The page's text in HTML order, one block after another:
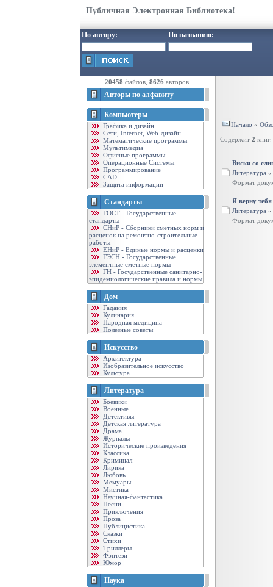
Публичная Электронная Библиотека!
По автору: По названию:
20458 файлов, 8626 авторов
Авторы по алфавиту
Компьютеры
Графика и дизайн
Cети, Internet, Web-дизайн
Математические программы
Мультимедиа
Офисные программы
Операционные Системы
Программирование
CAD
Защита информации
Стандарты
ГОСТ - Государственные
стандарты
CНиР - Сборники сметных норм и
расценок на ремонтно-строительные
работы
ЕНиР - Единые нормы и расценки
ГЭСН - Государственные
элементные сметные нормы
ГН - Государственные санитарно-
эпидемиологические правила и нормы
Дом
Гадания
Кулинария
Народная медицина
Полезные советы
Искусство
Архитектура
Изобразительное искусство
Культура
Литература
Боевики
Военные
Детективы
Детская литература
Драма
Журналы
Исторические произведения
Классика
Криминал
Лирика
Любовь
Мемуары
Мистика
Научная-фантастика
Песни
Приключения
Проза
Публицистика
Сказки
Стихи
Триллеры
Фэнтези
Юмор
Наука
Начало «
Содержит 2 книг.
Виски со
Литература «
Формат
Я верну
Литература «
Формат